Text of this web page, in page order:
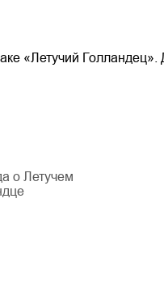
«Летучий
о Летучем